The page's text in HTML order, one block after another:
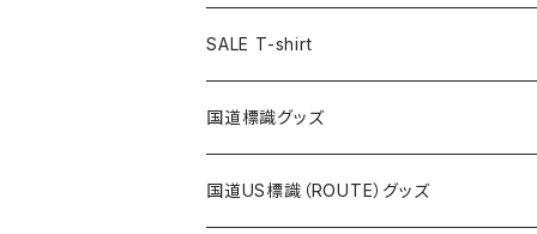
ランチバッグ
エコバッグ
クリアファイル
ステッカー
ホテルキーホルダー
モーテルキーホルダー
トートバッグ
マスク
エコバッグ
千葉ロッテマリーンズコラボ
ステッカー
モーテルキーホルダー
ホテルキーホルダー
ステッカー
ホテルキーホルダー
キャップ
ステッカー
Tシャツ
ステッカー
ホテルキーホルダー
SALE T-shirt
国道標識グッズ
ステッカー
国道US標識（ROUTE）グッズ